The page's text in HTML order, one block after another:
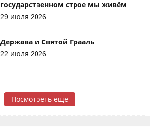
государственном строе мы живём
29 июля 2026
Держава и Святой Грааль
22 июля 2026
Посмотреть ещё